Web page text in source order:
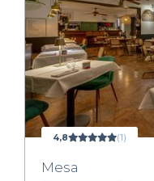
4,8 (1)
Mesa